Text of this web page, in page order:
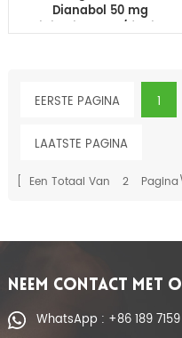
Dianabol 50 mg
injectie 10 ml / flesje
EERSTE PAGINA
1
LAATSTE PAGINA
[ Een Totaal Van 2
NEEM CONTACT MET
WhatsApp : +86 189